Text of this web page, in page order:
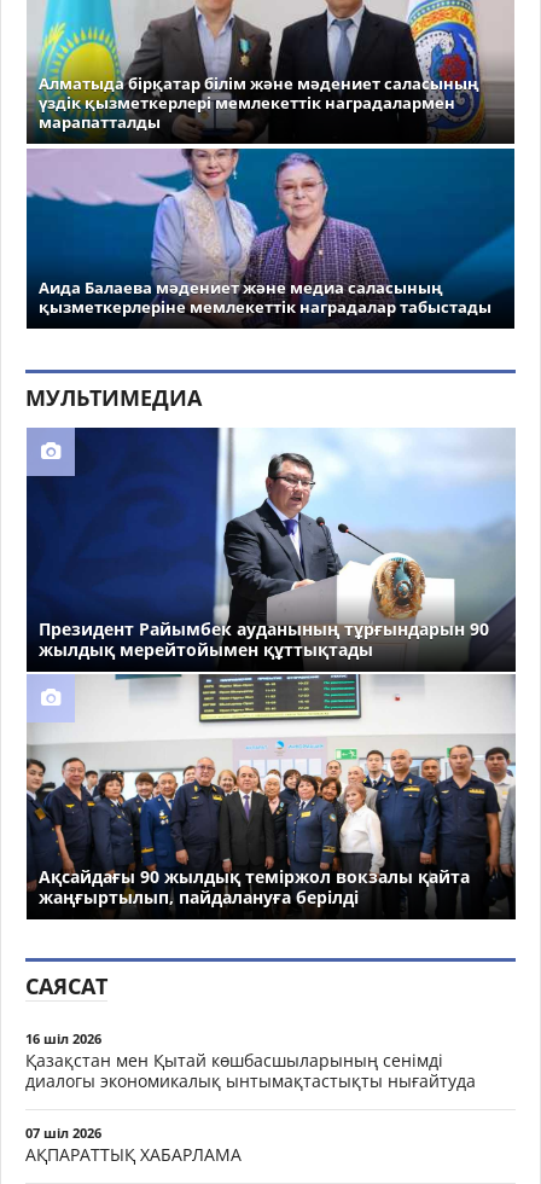
Алматыда бірқатар білім және мәдениет саласының
үздік қызметкерлері мемлекеттік наградалармен
марапатталды
Аида Балаева мәдениет және медиа саласының
қызметкерлеріне мемлекеттік наградалар табыстады
МУЛЬТИМЕДИА
Президент Райымбек ауданының тұрғындарын 90
жылдық мерейтойымен құттықтады
Ақсайдағы 90 жылдық теміржол вокзалы қайта
жаңғыртылып, пайдалануға берілді
САЯСАТ
16 шіл 2026
Қазақстан мен Қытай көшбасшыларының сенімді
диалогы экономикалық ынтымақтастықты нығайтуда
07 шіл 2026
АҚПАРАТТЫҚ ХАБАРЛАМА